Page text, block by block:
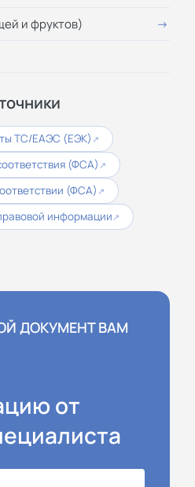
и фруктов)
ТС/ЕАЭС (ЕЭК) ↗
(ФСА) ↗
(ФСА) ↗
информации ↗
ДОКУМЕНТ ВАМ
от